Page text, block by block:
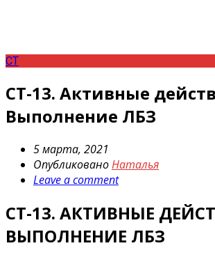
СТ
СТ-13. Активные
Выполнение ЛБЗ
5 марта, 2021
ОпубликованоНаталья
Leave a comment
СТ-13. АКТИВНЫЕ
ВЫПОЛНЕНИЕ ЛБЗ